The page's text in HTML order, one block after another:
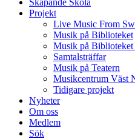
Skapande Skola
Projekt
Live Music From
Musik på Biblioteket
Musik på Biblioteket
Samtalsträffar
Musik på Teatern
Musikcentrum Väst
Tidigare projekt
Nyheter
Om oss
Medlem
Sök